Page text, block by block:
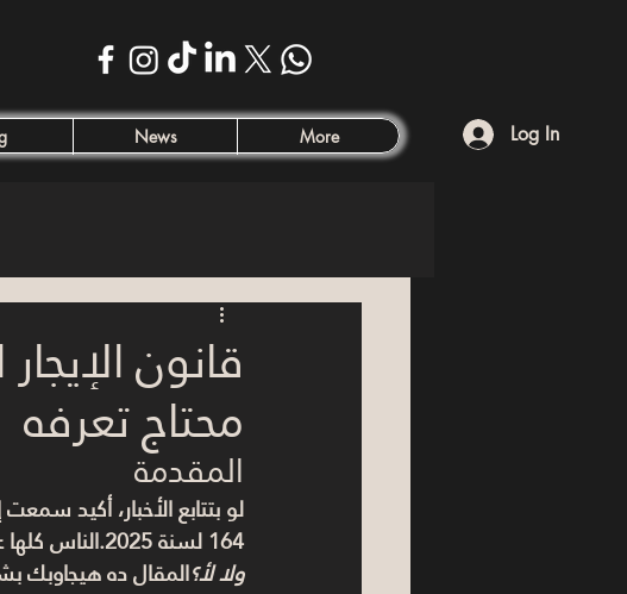
News More Log In
محتاج تعرفه
المقدمة
لو بتتابع الأخبار، أكيد
164 لسنة 2025.الناس كلها عندها نفس الأسئلة:
ولا لأ؟المقال ده هيجاوبك